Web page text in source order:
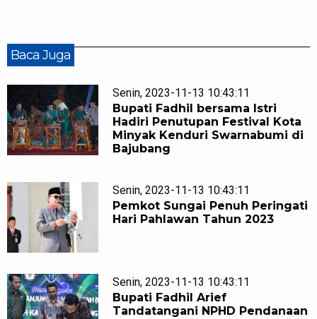
Baca Juga
Senin, 2023-11-13 10:43:11
Bupati Fadhil bersama Istri
Hadiri Penutupan Festival Kota
Minyak Kenduri Swarnabumi di
Bajubang
Senin, 2023-11-13 10:43:11
Pemkot Sungai Penuh Peringati
Hari Pahlawan Tahun 2023
Senin, 2023-11-13 10:43:11
Bupati Fadhil Arief
Tandatangani NPHD Pendanaan